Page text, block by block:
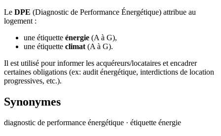
Le DPE (Diagnostic de Performance Énergétique) attribue au
logement :
une étiquette énergie (A à G),
une étiquette climat (A à G).
Il est utilisé pour informer les acquéreurs/locataires et encadrer
certaines obligations (ex: audit énergétique, interdictions de location
progressives, etc.).
Synonymes
diagnostic de performance énergétique · étiquette énergie